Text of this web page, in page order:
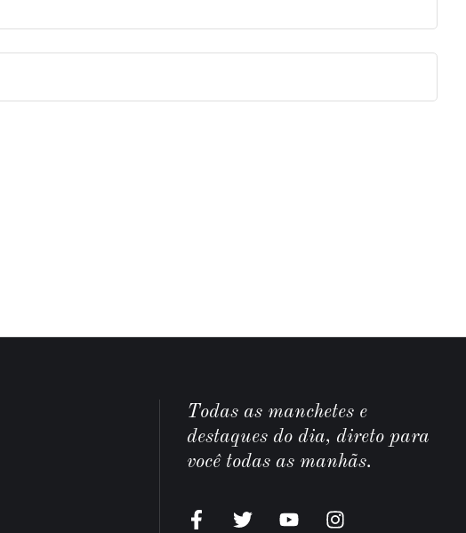
Todas as manchetes e
destaques do dia, direto para
você todas as manhãs.